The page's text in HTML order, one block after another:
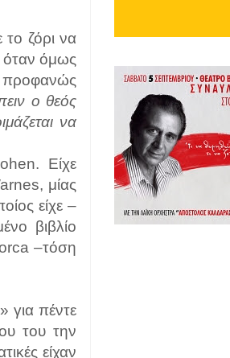
το ζόρι να
όταν όμως
προφανώς
ο θεός
να
Είχε
μίας
είχε –
βιβλίο
–τόση
για πέντε
του την
είχαν